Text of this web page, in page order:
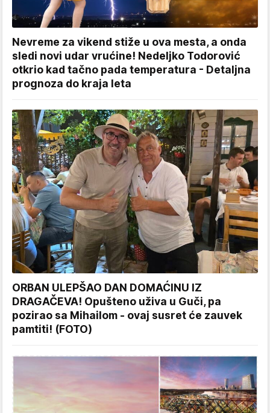
Nevreme za vikend stiže u ova mesta, a onda
sledi novi udar vrućine! Nedeljko Todorović
otkrio kad tačno pada temperatura - Detaljna
prognoza do kraja leta
ORBAN ULEPŠAO DAN DOMAĆINU IZ
DRAGAČEVA! Opušteno uživa u Guči, pa
pozirao sa Mihailom - ovaj susret će zauvek
pamtiti! (FOTO)